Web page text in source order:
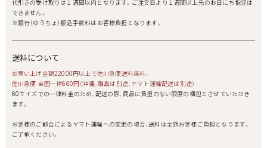
代引きの受け取りは１週間以内となります。ご注文日より１週間以上先のお日にち指定は
できません。
※銀行（ゆうちょ）振込手数料はお客様負担となります。
送料について
お買い上げ金額22000円以上で佐川急便送料無料。
佐川急便 全国一律660円（沖縄、離島は別途、ヤマト運輸配送は別途）
60サイズでの一律料金のため、配送の際、商品に負担のない限度の梱包とさせていただき
ます。
お客様のご都合によるヤマト運輸への変更の場合、送料は全額お客様ご負担となります。
ご了承ください。